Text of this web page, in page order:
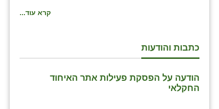
קרא עוד...
כתבות והודעות
הודעה על הפסקת פעילות אתר האיחוד
החקלאי